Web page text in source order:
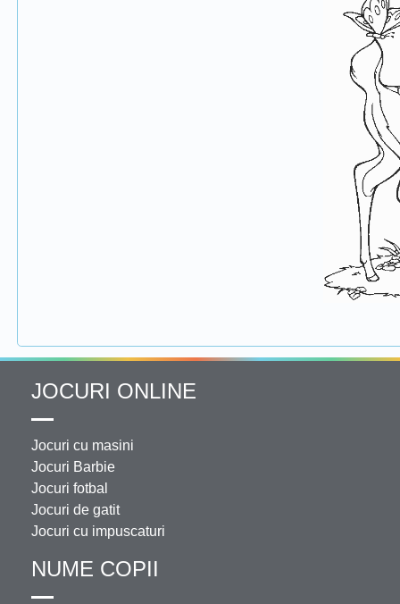
JOCURI ONLINE
Jocuri cu masini
Jocuri Barbie
Jocuri fotbal
Jocuri de gatit
Jocuri cu impuscaturi
NUME COPII